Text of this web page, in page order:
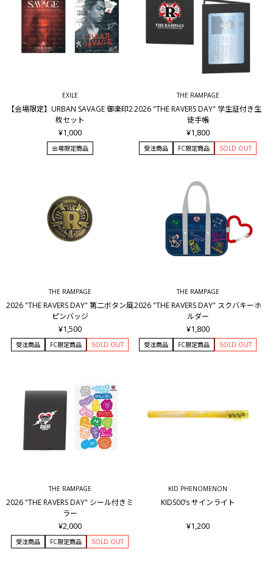
EXILE
【会場限定】URBAN SAVAGE 御楽印2
枚セット
¥1,000
会場限定商品
THE RAMPAGE
2026 "THE RAVERS DAY" 学生証付き生
徒手帳
¥1,800
受注商品 FC限定商品 SOLD OUT
THE RAMPAGE
2026 "THE RAVERS DAY" 第二ボタン風
ピンバッジ
¥1,500
受注商品 FC限定商品 SOLD OUT
THE RAMPAGE
2026 "THE RAVERS DAY" スクバキーホ
ルダー
¥1,800
受注商品 FC限定商品 SOLD OUT
THE RAMPAGE
2026 "THE RAVERS DAY" シール付きミ
ラー
¥2,000
受注商品 FC限定商品 SOLD OUT
KID PHENOMENON
KIDS00’s サインライト
¥1,200